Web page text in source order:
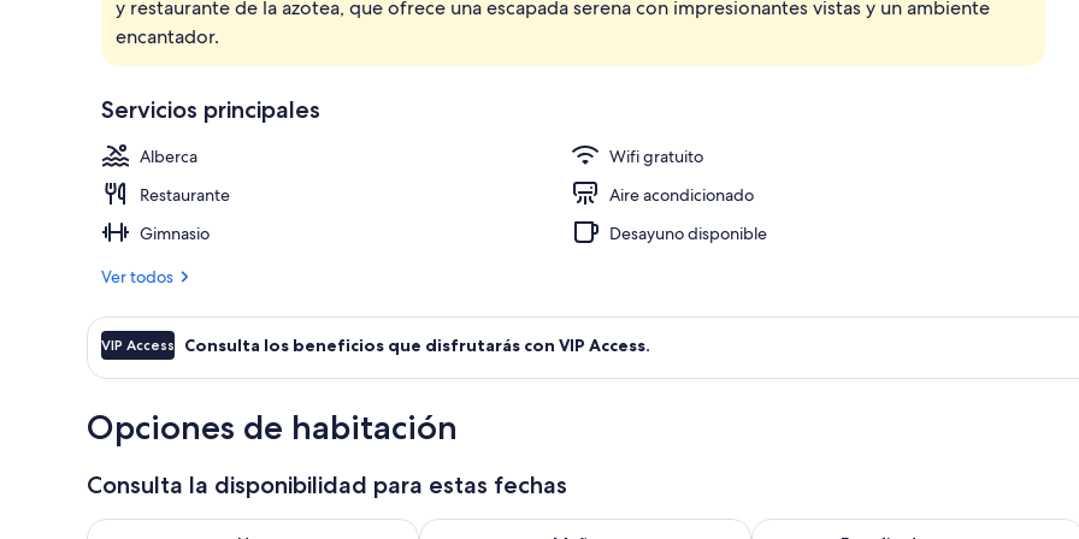
Vista frontal de la propiedad
y restaurante de la azotea, que ofrece una escapada serena con impresionantes vistas y un ambiente
encantador.
Servicios principales
Alberca
Wifi gratuito
Restaurante
Aire acondicionado
Gimnasio
Desayuno disponible
Ver todos
VIP Access Consulta los beneficios que disfrutarás con VIP Access.
Opciones de habitación
Consulta la disponibilidad para estas fechas
Consulta la disponibilidad para hoy ago 6 - ago 7Consulta la disponibilidad para mañana ago 7 - ago 8Consulta la disponibilidad para este